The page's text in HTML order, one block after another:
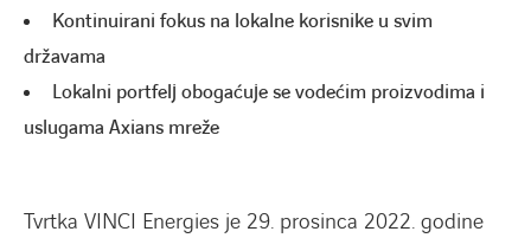
Kontinuirani fokus na lokalne korisnike u svim
državama
Lokalni portfelj obogaćuje se vodećim proizvodima i
uslugama Axians mreže
Tvrtka VINCI Energies je 29. prosinca 2022. godine